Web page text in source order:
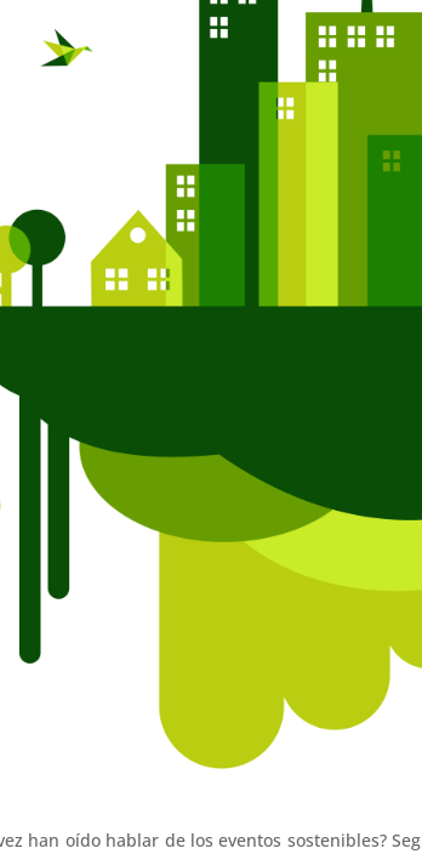
han oído hablar de los eventos sostenibles?